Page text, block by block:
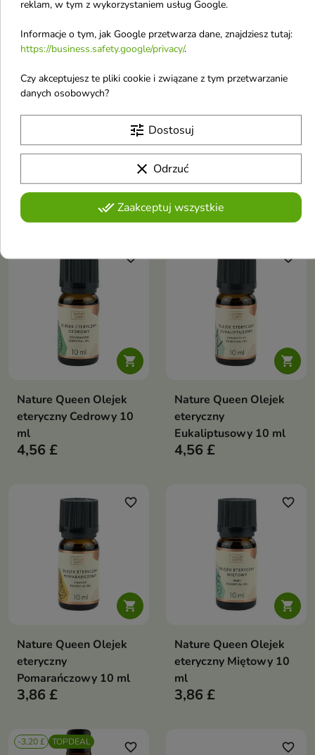
go, zmiękcza i
ma
właściwości
antybakteryjne
afrodyzjakami
- przede
wszystkim
dzięki
oleju z
awokado,
który przy
okazji działa
kojąco i
łagodząco

Mydlarnia Cztery
Szpaki superlekki
Olejek do ciała Neroli +
Mandarynka 100 ml
Mandarynka+Neroli
to kosmetyk
w całości
olejów z
najwyższej
półki.
11,90 £
eteryczny Lawendowy
10 ml
5,16 £

favorite_border
Nature Queen Olejek
eteryczny Cedrowy 10
ml
4,56 £

favorite_border
Nature Queen Olejek
eteryczny
Eukaliptusowy 10 ml
4,56 £

favorite_border
Nature Queen Olejek
eteryczny
Pomarańczowy 10 ml
3,86 £

favorite_border
Nature Queen Olejek
eteryczny Miętowy 10
ml
3,86 £
-3,20 £ TOPDEAL favorite_border favorite_border
reklam, w tym z wykorzystaniem usług Google.
Informacje o tym, jak Google przetwarza dane, znajdziesz tutaj:
https://business.safety.google/privacy/.
Czy akceptujesz te pliki cookie i związane z tym przetwarzanie
danych osobowych?
tune Dostosuj
clear Odrzuć
done_allZaakceptuj wszystkie